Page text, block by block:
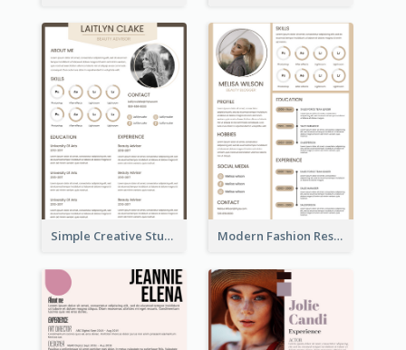
Simple Creative Student Resume Modern Fashion Resume